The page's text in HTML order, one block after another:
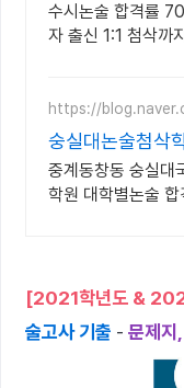
수시논술 합격률
자 출신 1:1 첨삭까지
https://
숭실대논술첨삭
별관리로 입결
중계동창동 숭실대
학원 대학별논술
[2021학년도 &
술고사 기출 - 문제지